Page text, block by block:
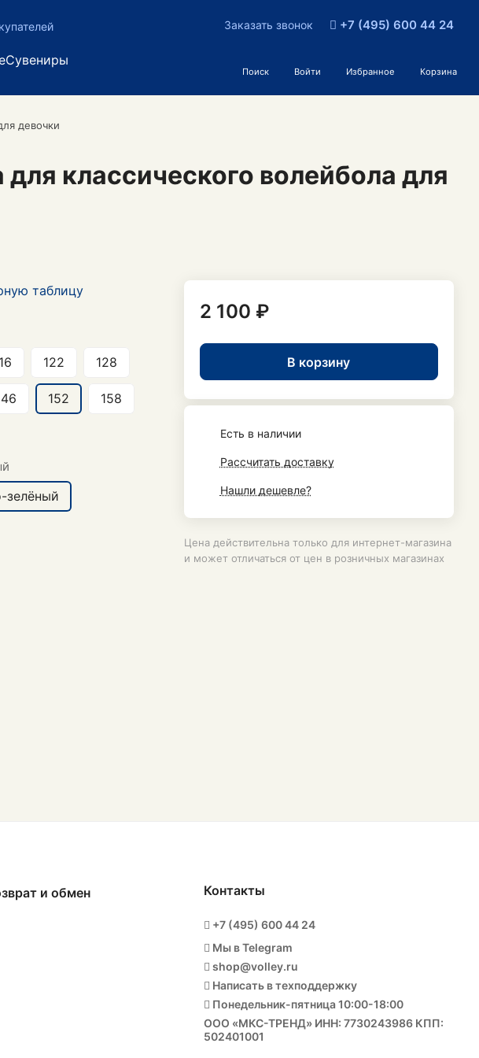
Сувениры
Заказать звонок +7 (495) 600 44 24
Поиск Войти Избранное Корзина
девочки
классического волейбола для
таблицу
122 128
152 158
зелёный
2 100 ₽
В корзину
Есть в наличии
Рассчитать доставку
Нашли дешевле?
Цена действительна только для интернет-магазина
и может отличаться от цен в розничных магазинах
и обмен Контакты
+7 (495) 600 44 24
Мы в Telegram
shop@volley.ru
Написать в техподдержку
Понедельник-пятница 10:00-18:00
ООО «МКС-ТРЕНД» ИНН: 7730243986 КПП:
502401001